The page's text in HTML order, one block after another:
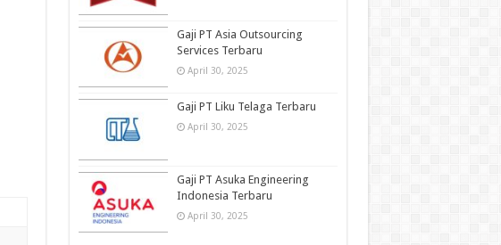
Gaji PT Asia Outsourcing
Services Terbaru
April 30, 2025
Gaji PT Liku Telaga Terbaru
April 30, 2025
Gaji PT Asuka Engineering
Indonesia Terbaru
April 30, 2025